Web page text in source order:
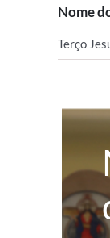
Nome
Terço